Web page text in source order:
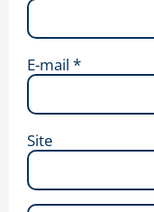
E-mail *
Site